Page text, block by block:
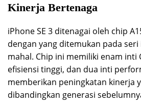
Kinerja Bertenaga
iPhone SE 3 ditenagai oleh chip
dengan yang ditemukan pada
mahal. Chip ini memiliki enam inti
efisiensi tinggi, dan dua inti
memberikan peningkatan kinerja
dibandingkan generasi